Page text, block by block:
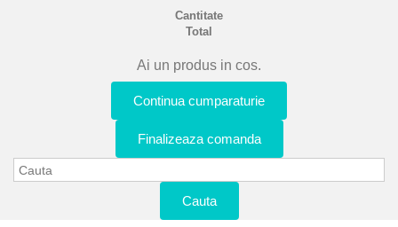
Cantitate
Total
Ai un produs in cos.
Continua cumparaturie
Finalizeaza comanda
Cauta